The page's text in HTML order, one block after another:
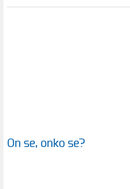
On se, onko se?